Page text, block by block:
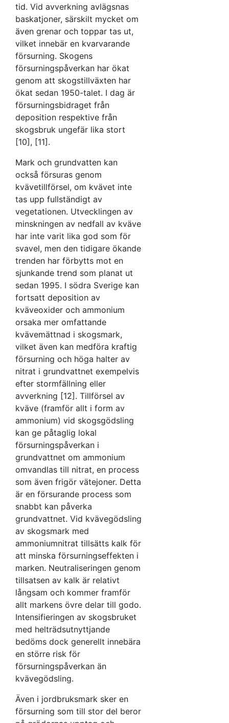
tid. Vid avverkning avlägsnas
baskatjoner, särskilt mycket om
även grenar och toppar tas ut,
vilket innebär en kvarvarande
försurning. Skogens
försurningspåverkan har ökat
genom att skogstillväxten har
ökat sedan 1950-talet. I dag är
försurningsbidraget från
deposition respektive från
skogsbruk ungefär lika stort
[10], [11].
Mark och grundvatten kan
också försuras genom
kvävetillförsel, om kvävet inte
tas upp fullständigt av
vegetationen. Utvecklingen av
minskningen av nedfall av kväve
har inte varit lika god som för
svavel, men den tidigare ökande
trenden har förbytts mot en
sjunkande trend som planat ut
sedan 1995. I södra Sverige kan
fortsatt deposition av
kväveoxider och ammonium
orsaka mer omfattande
kvävemättnad i skogsmark,
vilket även kan medföra kraftig
försurning och höga halter av
nitrat i grundvattnet exempelvis
efter stormfällning eller
avverkning [12]. Tillförsel av
kväve (framför allt i form av
ammonium) vid skogsgödsling
kan ge påtaglig lokal
försurningspåverkan i
grundvattnet om ammonium
omvandlas till nitrat, en process
som även frigör vätejoner. Detta
är en försurande process som
snabbt kan påverka
grundvattnet. Vid kvävegödsling
av skogsmark med
ammoniumnitrat tillsätts kalk för
att minska försurningseffekten i
marken. Neutraliseringen genom
tillsatsen av kalk är relativt
långsam och kommer framför
allt markens övre delar till godo.
Intensifieringen av skogsbruket
med helträdsutnyttjande
bedöms dock generellt innebära
en större risk för
försurningspåverkan än
kvävegödsling.
Även i jordbruksmark sker en
försurning som till stor del beror